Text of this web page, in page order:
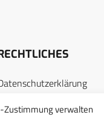
Zustimmung verwalten
Cookie-Richtlinie (EU)